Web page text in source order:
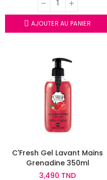
AJOUTER AU PANIER
C'Fresh Gel Lavant Mains
Grenadine 350ml
3,490 TND